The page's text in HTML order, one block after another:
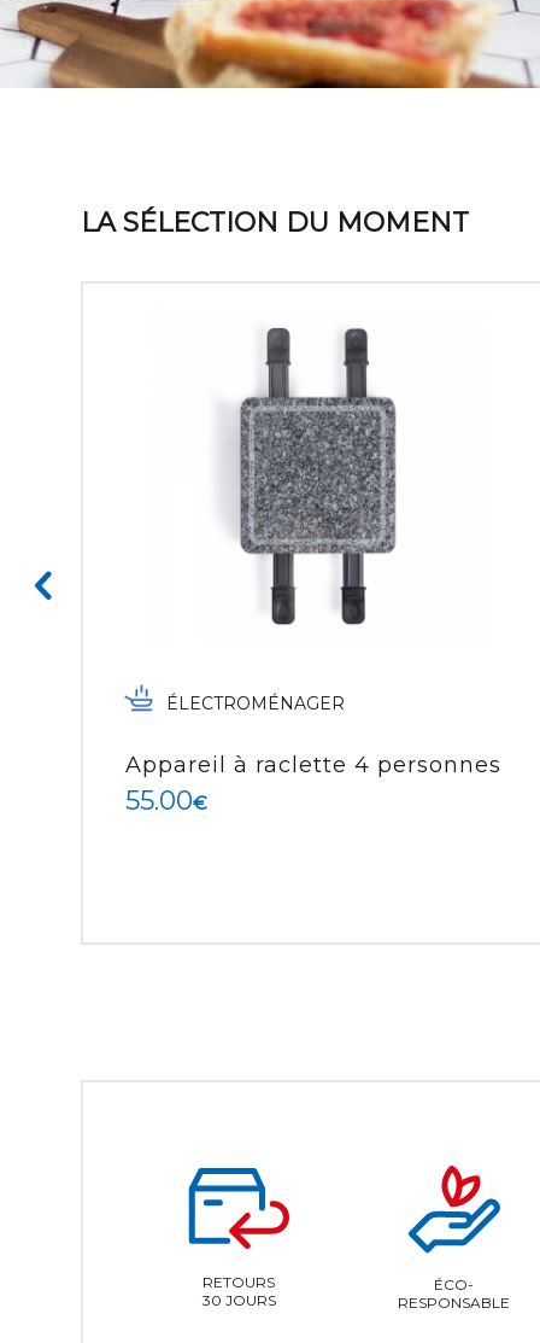
LA SÉLECTION DU MOMENT
ÉLECTROMÉNAGER
Appareil à raclette 4 personnes
55.00€
RETOURS
30 JOURS
ÉCO-
RESPONSABLE